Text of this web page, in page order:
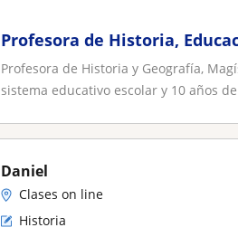
Profesora de Historia,
Profesora de Historia y Geografía,
sistema educativo escolar y 10 años
Daniel
Clases on line
Historia